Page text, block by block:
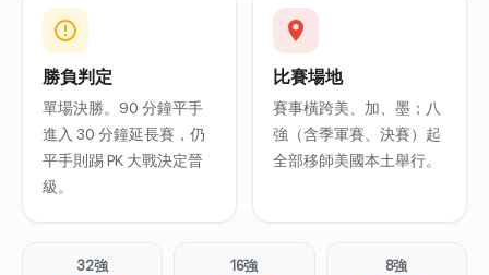
勝負判定
單場決勝。90 分鐘平手
進入 30 分鐘延長賽，仍
平手則踢 PK 大戰決定晉
級。
比賽場地
賽事橫跨美、加、墨；八
強（含季軍賽、決賽）起
全部移師美國本土舉行。
32強 16強 8強